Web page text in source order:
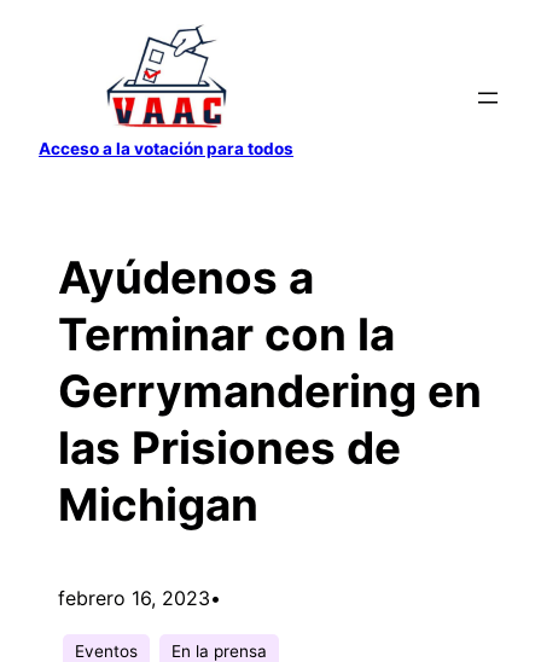
contenido
Acceso a la votación para todos
Ayúdenos a
Terminar con la
Gerrymandering en
las Prisiones de
Michigan
febrero 16, 2023•
Eventos
En la prensa